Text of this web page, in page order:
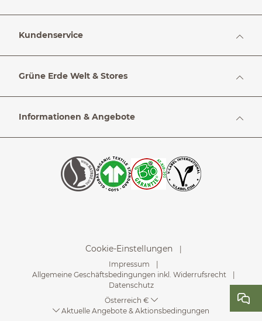
Kundenservice
Grüne Erde Welt & Stores
Informationen & Angebote
Aktuelle Angebote & Aktionsbedingungen
Cookie-Einstellungen
Impressum
Allgemeine Geschäftsbedingungen inkl. Widerrufsrecht
Datenschutz
Österreich €